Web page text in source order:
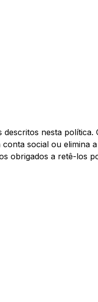
nesta política.
social ou elimina
obrigados a retê-los